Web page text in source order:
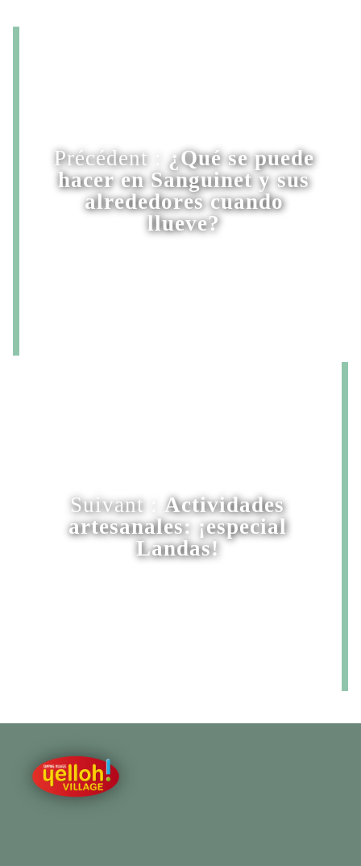
Précédent :¿Qué se puede
hacer en Sanguinet y sus
alrededores cuando
llueve?
Suivant : Actividades
artesanales: ¡especial
Landas!